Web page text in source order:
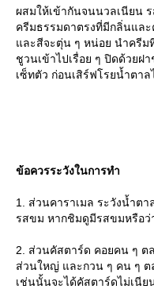
ผสมให้เข้ากันจนนวลเนียน
ครีมธรรมดาตรงที่มีกลิ่นและ
และสีจะตุ่น ๆ หน่อย นำครีม
ชูวนเข้าไปเรื่อย ๆ ปิดด้วยฝ
เซ็ทตัว ก่อนเสิร์ฟโรยน้ำตาล
ข้อควรระวังในการทำ
1. ส่วนคาราเมล ระวังน้ำต
รสขม หากชิมดูมีรสขมหรือว่
2. ส่วนคัสตาร์ด คอยคน ๆ
ส่วนใหญ่ และกวน ๆ คน ๆ ต
เช่นนั้นจะได้คัสตาร์ดไม่เนีย